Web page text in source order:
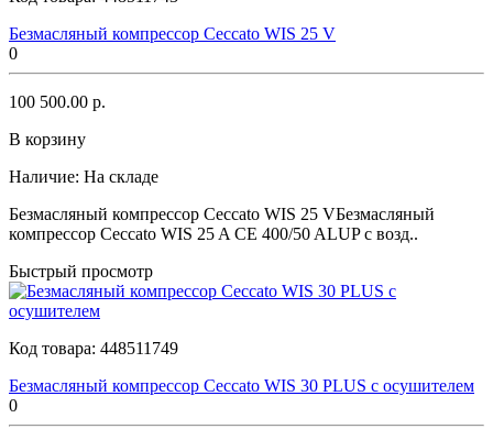
Безмасляный компрессор Ceccato WIS 25 V
0
100 500.00 р.
В корзину
Наличие: На складе
Безмасляный компрессор Ceccato WIS 25 VБезмасляный
компрессор Ceccato WIS 25 A CE 400/50 ALUP с возд..
Быстрый просмотр
Код товара: 448511749
Безмасляный компрессор Ceccato WIS 30 PLUS с осушителем
0